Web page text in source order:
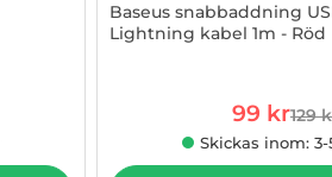
Baseus snabbaddning
Lightning kabel 1m - Röd
rea pris
99 kr129
Skickas inom: